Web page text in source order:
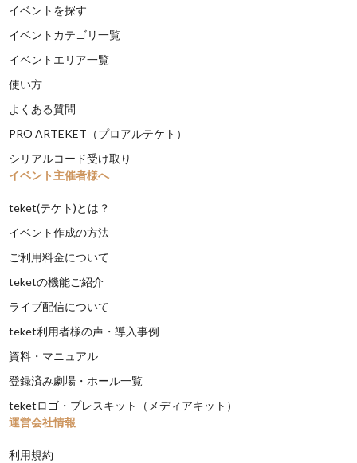
イベントを探す
イベントカテゴリ一覧
イベントエリア一覧
使い方
よくある質問
PRO ARTEKET（プロアルテケト）
シリアルコード受け取り
イベント主催者様へ
teket(テケト)とは？
イベント作成の方法
ご利用料金について
teketの機能ご紹介
ライブ配信について
teket利用者様の声・導入事例
資料・マニュアル
登録済み劇場・ホール一覧
teketロゴ・プレスキット（メディアキット）
運営会社情報
利用規約